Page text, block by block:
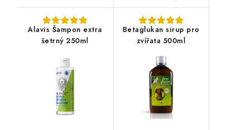
Alavis Šampon extra
šetrný 250ml
Betaglukan sirup pro
zvířata 500ml